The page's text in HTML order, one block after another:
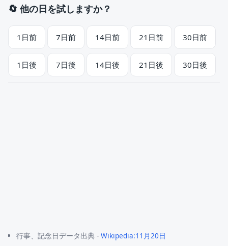
🔄 他の日を試しますか？
1日前 7日前 14日前 21日前 30日前
1日後 7日後 14日後 21日後 30日後
行事、記念日データ出典 -Wikipedia:11月20日